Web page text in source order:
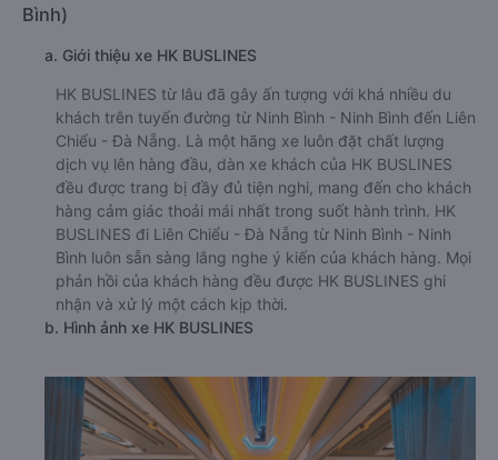
Bình)
a. Giới thiệu xe HK BUSLINES
HK BUSLINES từ lâu đã gây ấn tượng với khá nhiều du
khách trên tuyến đường từ Ninh Bình - Ninh Bình đến Liên
Chiểu - Đà Nẵng. Là một hãng xe luôn đặt chất lượng
dịch vụ lên hàng đầu, dàn xe khách của HK BUSLINES
đều được trang bị đầy đủ tiện nghi, mang đến cho khách
hàng cảm giác thoải mái nhất trong suốt hành trình. HK
BUSLINES đi Liên Chiểu - Đà Nẵng từ Ninh Bình - Ninh
Bình luôn sẵn sàng lắng nghe ý kiến của khách hàng. Mọi
phản hồi của khách hàng đều được HK BUSLINES ghi
nhận và xử lý một cách kịp thời.
b. Hình ảnh xe HK BUSLINES